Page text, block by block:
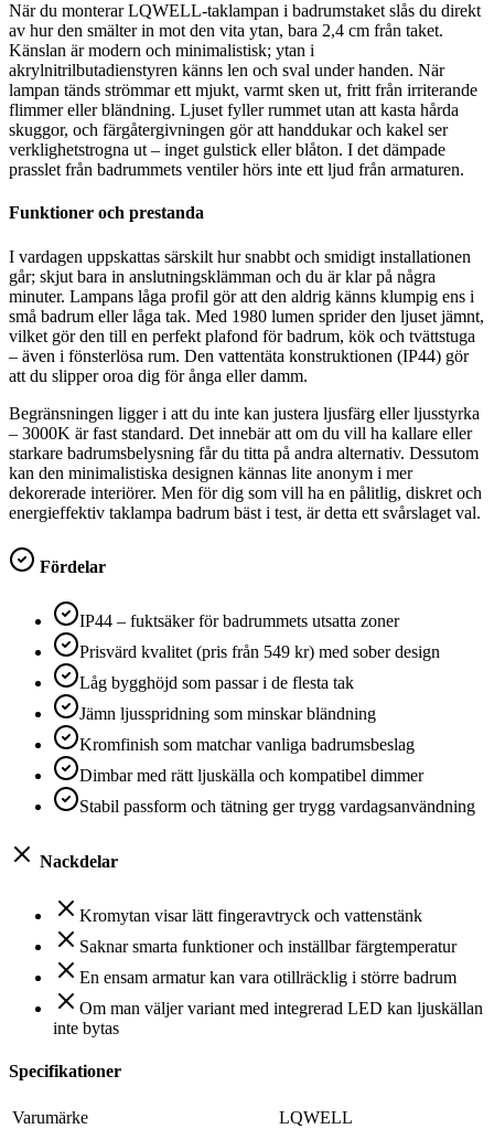
När du monterar LQWELL-taklampan i badrumstaket slås du direkt
av hur den smälter in mot den vita ytan, bara 2,4 cm från taket.
Känslan är modern och minimalistisk; ytan i
akrylnitrilbutadienstyren känns len och sval under handen. När
lampan tänds strömmar ett mjukt, varmt sken ut, fritt från irriterande
flimmer eller bländning. Ljuset fyller rummet utan att kasta hårda
skuggor, och färgåtergivningen gör att handdukar och kakel ser
verklighetstrogna ut – inget gulstick eller blåton. I det dämpade
prasslet från badrummets ventiler hörs inte ett ljud från armaturen.
Funktioner och prestanda
I vardagen uppskattas särskilt hur snabbt och smidigt installationen
går; skjut bara in anslutningsklämman och du är klar på några
minuter. Lampans låga profil gör att den aldrig känns klumpig ens i
små badrum eller låga tak. Med 1980 lumen sprider den ljuset jämnt,
vilket gör den till en perfekt plafond för badrum, kök och tvättstuga
– även i fönsterlösa rum. Den vattentäta konstruktionen (IP44) gör
att du slipper oroa dig för ånga eller damm.
Begränsningen ligger i att du inte kan justera ljusfärg eller ljusstyrka
– 3000K är fast standard. Det innebär att om du vill ha kallare eller
starkare badrumsbelysning får du titta på andra alternativ. Dessutom
kan den minimalistiska designen kännas lite anonym i mer
dekorerade interiörer. Men för dig som vill ha en pålitlig, diskret och
energieffektiv taklampa badrum bäst i test, är detta ett svårslaget val.
Fördelar
IP44 – fuktsäker för badrummets utsatta zoner
Prisvärd kvalitet (pris från 549 kr) med sober design
Låg bygghöjd som passar i de flesta tak
Jämn ljusspridning som minskar bländning
Kromfinish som matchar vanliga badrumsbeslag
Dimbar med rätt ljuskälla och kompatibel dimmer
Stabil passform och tätning ger trygg vardagsanvändning
Nackdelar
Kromytan visar lätt fingeravtryck och vattenstänk
Saknar smarta funktioner och inställbar färgtemperatur
En ensam armatur kan vara otillräcklig i större badrum
Om man väljer variant med integrerad LED kan ljuskällan
inte bytas
Specifikationer
Varumärke
LQWELL